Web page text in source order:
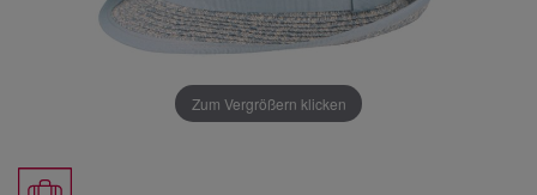
Zum Vergrößern klicken